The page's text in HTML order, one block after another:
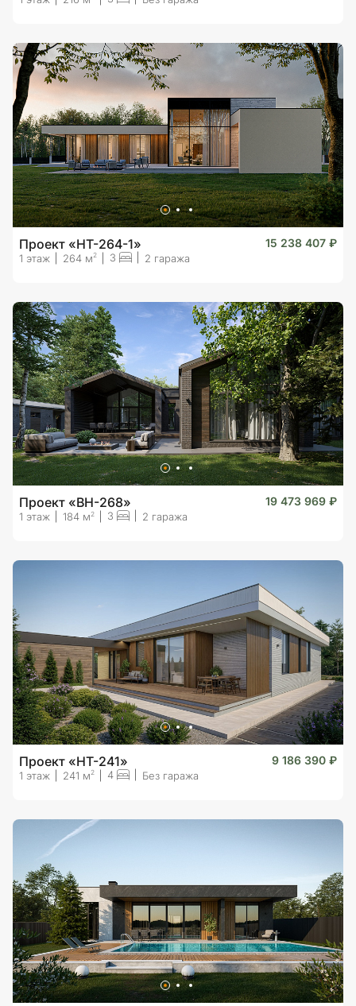
Проект «HT-264-1» 15 238 407 ₽
1 этаж 264 м2 3 2 гаража
Проект «BH-268» 19 473 969 ₽
1 этаж 184 м 2 3 2 гаража
Проект «HT-241» 9 186 390 ₽
1 этаж 241 м2 4 Без гаража